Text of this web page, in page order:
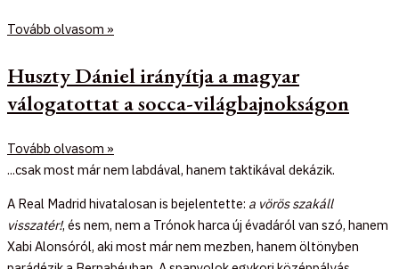
Tovább olvasom »
Huszty Dániel irányítja a magyar
válogatottat a socca-világbajnokságon
Tovább olvasom »
...csak most már nem labdával, hanem taktikával dekázik.
A Real Madrid hivatalosan is bejelentette: a vörös szakáll
visszatér!, és nem, nem a Trónok harca új évadáról van szó, hanem
Xabi Alonsóról, aki most már nem mezben, hanem öltönyben